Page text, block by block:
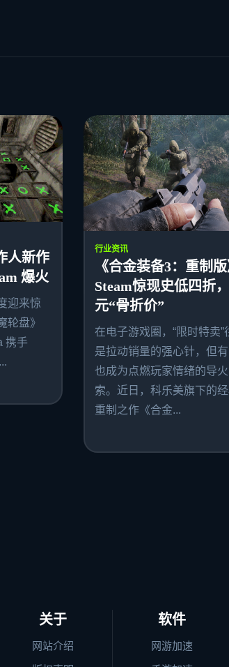
人新作
爆火
迎来惊
轮盘》
携手
行业资讯
《合金装备3：重制
Steam惊现史低四折
元“骨折价”
在电子游戏圈，“限时特卖”
是拉动销量的强心针，但
也成为点燃玩家情绪的导火
索。近日，科乐美旗下的
重制之作《合金...
关于
网站介绍
软件
网游加速